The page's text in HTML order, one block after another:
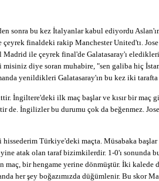
sonra bu kez İtalyanlar kabul ediyordu
çeyrek finaldeki rakip Manchester United'tı.
Madrid ile çeyrek final'de Galatasaray'ı
diye soran muhabire, "sen galiba hiç
yenildikleri Galatasaray'ın bu kez iki tarafta
İngiltere'deki ilk maç başlar ve kısır bir maç
de. İngilizler bu durumu çok da beğenmez.
Türkiye'deki maçta. Müsabaka
yine atak olan taraf bizimkilerdir. 1-0'ı sonunda
maç, bir hengame yerine dönmüştür. İki kalede
her şey boğazımızda düğümlenir. Bu skor